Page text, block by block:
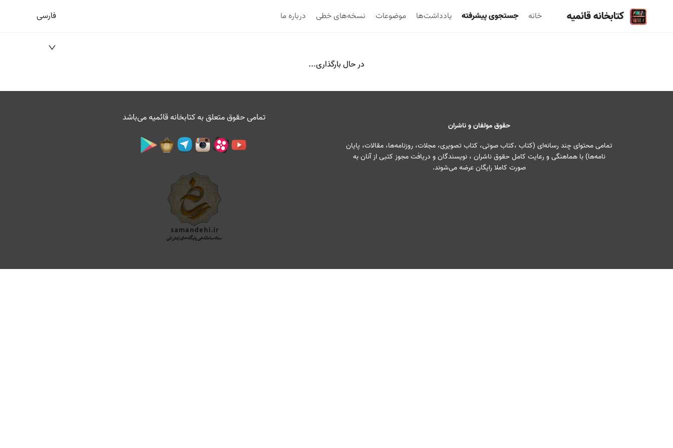
کتابخانه قائمیه خانه جستجوی پیشرفته یادداشت‌ها موضوعات نسخه‌های خطی درباره ما فارسی
در حال بارگذاری...
حقوق مولفان و ناشران
تمامی محتوای چند رسانه‌ای (کتاب ،کتاب صوتی، کتاب تصویری، مجلات، روزنامه‌ها، مقالات، پایان
نامه‌ها) با هماهنگی و رعایت کامل حقوق ناشران ، نویسندگان و دریافت مجوز کتبی از آنان به
صورت کاملا رایگان عرضه می‌شوند.
تمامی حقوق متعلق بهکتابخانه قائمیهمی‌باشد